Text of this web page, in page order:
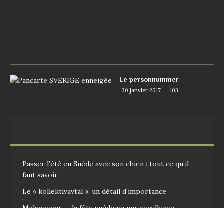
Le personnummer
30 janvier 2017 103
Passer l’été en Suède avec son chien : tout ce qu’il
faut savoir
Le « kollektivavtal », un détail d’importance